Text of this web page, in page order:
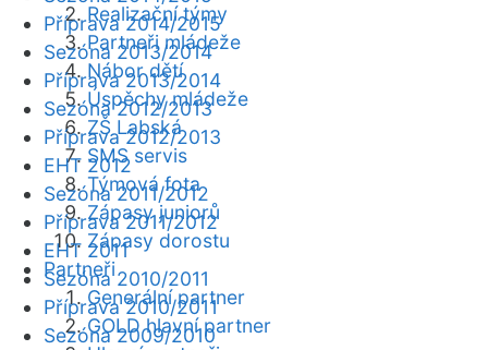
Realizační týmy
Partneři mládeže
Nábor dětí
Úspěchy mládeže
ZŠ Labská
SMS servis
Týmová fota
Zápasy juniorů
Zápasy dorostu
Partneři
Generální partner
GOLD hlavní partner
Příprava 2014/2015
Sezóna 2013/2014
Příprava 2013/2014
Sezóna 2012/2013
Příprava 2012/2013
EHT 2012
Sezóna 2011/2012
Příprava 2011/2012
EHT 2011
Sezóna 2010/2011
Příprava 2010/2011
Sezóna 2009/2010